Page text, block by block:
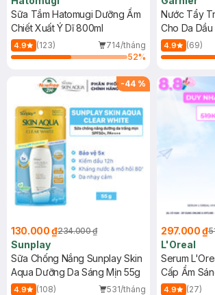
Sữa Tắm Hatomugi Dưỡng Ẩm
Chiết Xuất Ý Dĩ 800ml
4.9 (123)
714/tháng
52%
Nước Tẩy
Cho Da
(Mới)
4.9 (69)
-44 %
130.000 ₫234.000 ₫
Sunplay
Sữa Chống Nắng Sunplay Skin
Aqua Dưỡng Da Sáng Mịn 55g
4.9 (108)
531/tháng
297.000 ₫
L'Oreal
Serum
Cấp Ẩm
4.9 (27)